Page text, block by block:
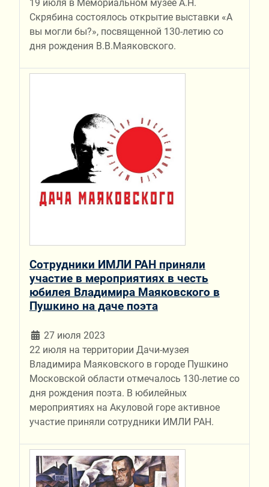
19 июля в Мемориальном музее А.Н.
Скрябина состоялось открытие выставки «А
вы могли бы?», посвященной 130-летию со
дня рождения В.В.Маяковского.
Сотрудники ИМЛИ РАН приняли
участие в мероприятиях в честь
юбилея Владимира Маяковского в
Пушкино на даче поэта
27 июля 2023
22 июля на территории Дачи-музея
Владимира Маяковского в городе Пушкино
Московской области отмечалось 130-летие со
дня рождения поэта. В юбилейных
мероприятиях на Акуловой горе активное
участие приняли сотрудники ИМЛИ РАН.